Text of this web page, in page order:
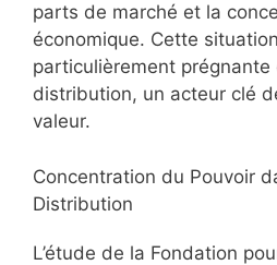
parts de marché et la
économique. Cette
particulièrement prégnante
distribution, un acteur clé
valeur.
Concentration du Pouvoir
Distribution
L’étude de la Fondation